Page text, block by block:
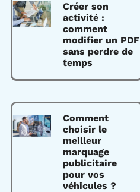
Créer son
activité :
comment
modifier un PDF
sans perdre de
temps
Comment
choisir le
meilleur
marquage
publicitaire
pour vos
véhicules ?